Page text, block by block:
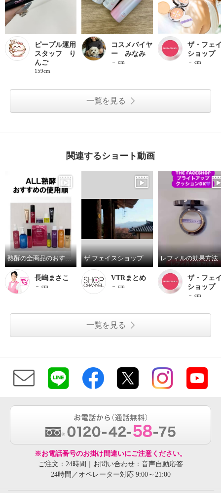
ピープル運用
スタッフ り
んご
159cm
コスメバイヤ
ー みなみ
－ cm
ザ・フェ
ショップ
－ cm
一覧を見る
関連するショート動画
熟酵の全商品のおすすめ手順を紹介しております！
長嶋まさこ
－ cm
ザ フェイスショップ
VTRまとめ
－ cm
レフィルの効果方法
ザ・フェ
ショップ
－ cm
一覧を見る
※お電話番号のお掛け間違いにご注意ください。
ご注文：24時間｜お問い合わせ：音声自動応答
24時間／オペレーター対応 9:00～21:00